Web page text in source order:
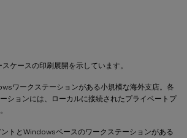
ケースの印刷展開を示しています。
ワークステーションがある小規模な海外支店。各
ションには、ローカルに接続されたプライベートプ
ントとWindowsベースのワークステーションがある